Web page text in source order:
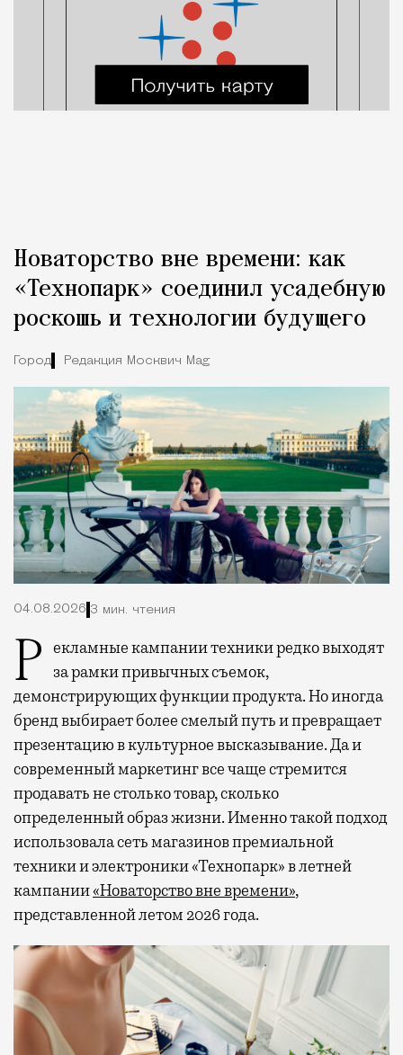
Новаторство вне времени: как
«Технопарк» соединил усадебную
роскошь и технологии будущего
Город Редакция Москвич Mag
04.08.2026 3 мин. чтения
Рекламные кампании техники редко выходят
за рамки привычных съемок,
демонстрирующих функции продукта. Но иногда
бренд выбирает более смелый путь и превращает
презентацию в культурное высказывание. Да и
современный маркетинг все чаще стремится
продавать не столько товар, сколько
определенный образ жизни. Именно такой подход
использовала сеть магазинов премиальной
техники и электроники «Технопарк» в летней
кампании«Новаторство вне времени»,
представленной летом 2026 года.